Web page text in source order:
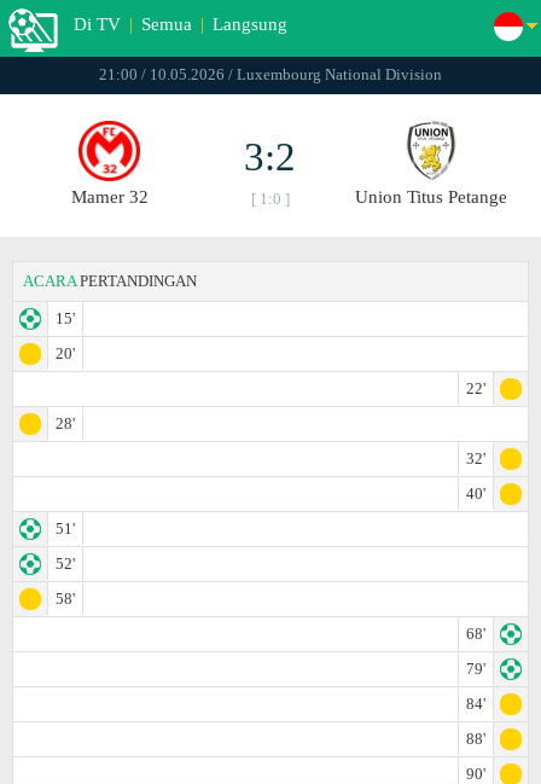
Di TV | Semua | Langsung
21:00 / 10.05.2026 / Luxembourg National Division
Mamer 32
3:2
[ 1:0 ] Union Titus Petange
ACARA PERTANDINGAN
15'
20'
22'
28'
32'
40'
51'
52'
58'
68'
79'
84'
88'
90'